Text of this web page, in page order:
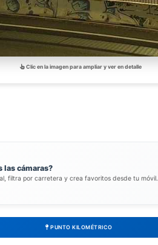
Clic en la imagen para ampliar y ver en detalle
las cámaras?
filtra por carretera y crea favoritos desde tu móvil.
PUNTO KILOMÉTRICO